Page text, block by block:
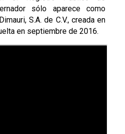
sólo aparece como
S.A. de C.V., creada en
en septiembre de 2016.